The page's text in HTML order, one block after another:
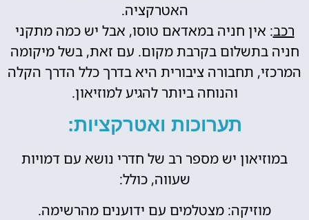
האטרקציה.
רכב: אין חניה במאדאם טוסו, אבל יש כמה מתקני
חניה בתשלום בקרבת מקום. עם זאת, בשל מיקומה
המרכזי, תחבורה ציבורית היא בדרך כלל הדרך הקלה
והנוחה ביותר להגיע למוזיאון.
תערוכות ואטרקציות:
במוזיאון יש מספר רב של חדרי נושא עם דמויות
שעווה, כולל:
מוזיקה: מצטלמים עם ידוענים מהרשימה.